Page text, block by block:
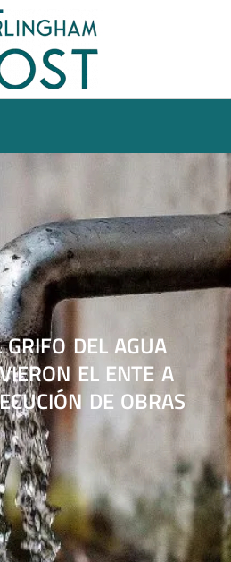
DEL AGUA
EL ENTE A
DE OBRAS